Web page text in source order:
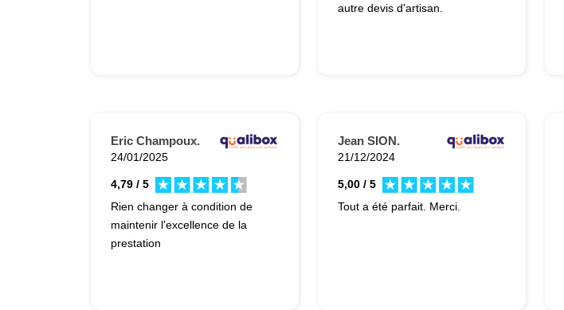
autre devis d'artisan.
Eric Champoux.
24/01/2025
4,79 / 5
Rien changer à condition de
maintenir l'excellence de la
prestation
Jean SION.
21/12/2024
5,00 / 5
Tout a été parfait. Merci.